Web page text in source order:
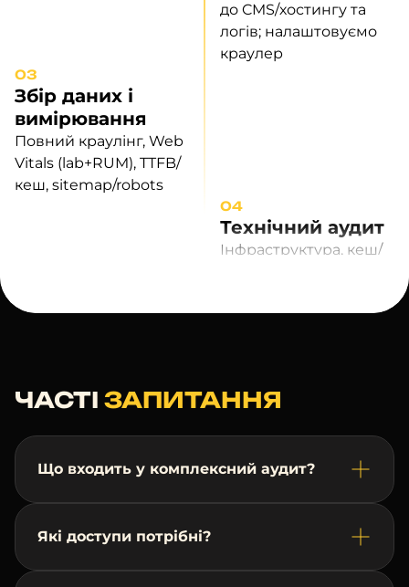
до CMS/хостингу та
логів; налаштовуємо
краулер
03
Збір даних і
вимірювання
Повний краулінг, Web
Vitals (lab+RUM), TTFB/
кеш, sitemap/robots
04
Технічний аудит
Інфраструктура, кеш/
4xx/5xx,
та скриншотами
UX/UI аудит
Карта проблемних
екранів, ієрархія та
CTA, мобільний UI,
довіра; список
швидких виправлень
+ вайрфрейми
ЧАСТІ ЗАПИТАННЯ
Що входить у комплексний аудит?
Які доступи потрібні?